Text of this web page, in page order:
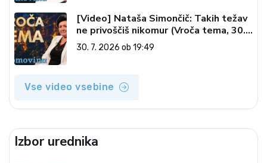
[Video] Nataša Simončič: Takih težav
ne privoščiš nikomur (Vroča tema, 30.
7. 2026)
30. 7. 2026 ob 19:49
Vse video vsebine
Izbor urednika